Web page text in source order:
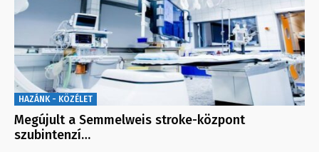
HAZÁNK - KÖZÉLET
Megújult a Semmelweis stroke-központ
szubintenzí…